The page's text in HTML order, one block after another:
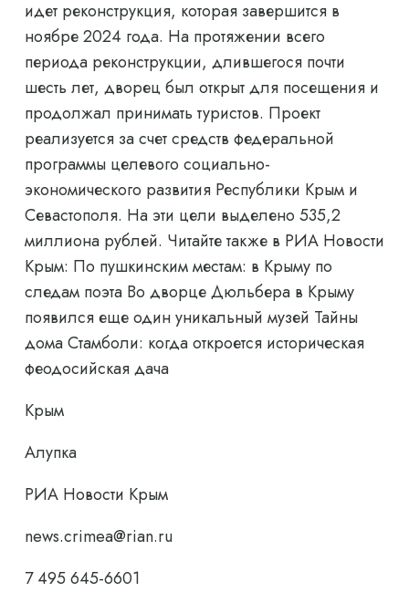
идет реконструкция, которая завершится в
ноябре 2024 года. На протяжении всего
периода реконструкции, длившегося почти
шесть лет, дворец был открыт для посещения и
продолжал принимать туристов. Проект
реализуется за счет средств федеральной
программы целевого социально-
экономического развития Республики Крым и
Севастополя. На эти цели выделено 535,2
миллиона рублей. Читайте также в РИА Новости
Крым: По пушкинским местам: в Крыму по
следам поэта Во дворце Дюльбера в Крыму
появился еще один уникальный музей Тайны
дома Стамболи: когда откроется историческая
феодосийская дача
Крым
Алупка
РИА Новости Крым
news.crimea@rian.ru
7 495 645-6601